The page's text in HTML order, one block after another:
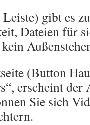
gibt es
Dateien für
(Button
erscheint
Sie sich